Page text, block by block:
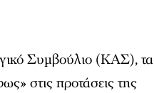
Συμβούλιο (ΚΑΣ), τα
στις προτάσεις της